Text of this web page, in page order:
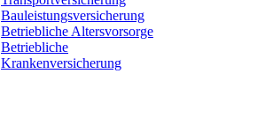
Bauleistungsversicherung
Betriebliche Altersvorsorge
Betriebliche
Krankenversicherung